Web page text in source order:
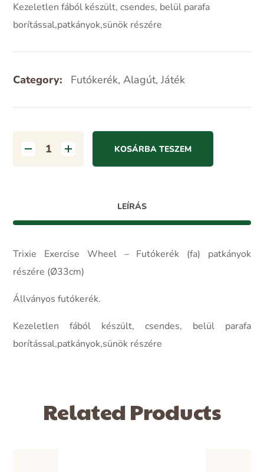
Kezeletlen fából készült, csendes, belül parafa
borítással,patkányok,sünök részére
Category: Futókerék, Alagút, Játék
KOSÁRBA TESZEM
LEÍRÁS
Trixie Exercise Wheel – Futókerék (fa) patkányok
részére (Ø33cm)
Állványos futókerék.
Kezeletlen fából készült, csendes, belül parafa
borítással,patkányok,sünök részére
Related Products